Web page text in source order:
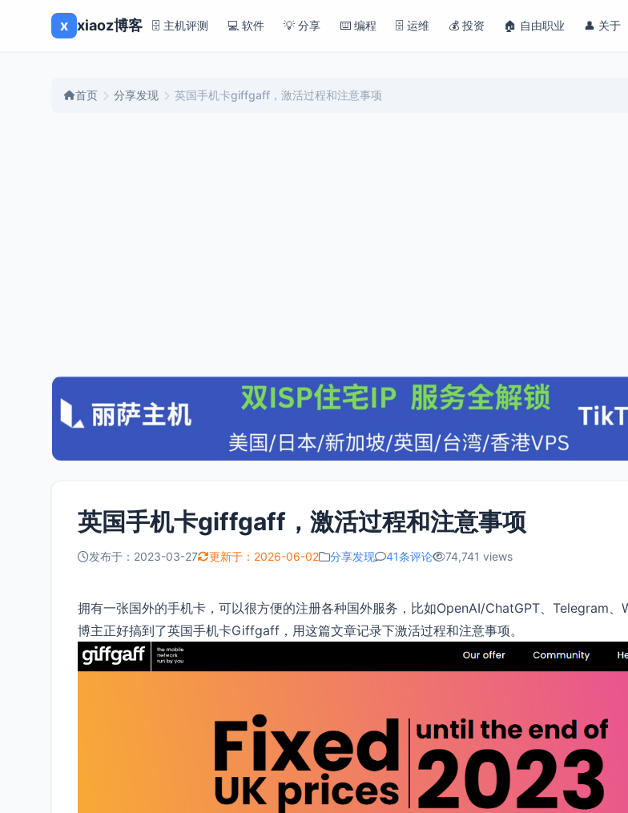
x xiaoz博客 🗄️ 主机评测 💻 软件 💡 分享 ⌨️ 编程 🗄️ 运维 💰 投资 🏠 自由职业 👤 关于
首页 分享发现 英国手机卡giffgaff，激活过程和注意事项
英国手机卡giffgaff，激活过程和注意事项
发布于：2023-03-27 更新于：2026-06-02 分享发现 41条评论 74,741 views
拥有一张国外的手机卡，可以很方便的注册各种国外服务，比如OpenAI/ChatGPT、Telegram
博主正好搞到了英国手机卡Giffgaff，用这篇文章记录下激活过程和注意事项。